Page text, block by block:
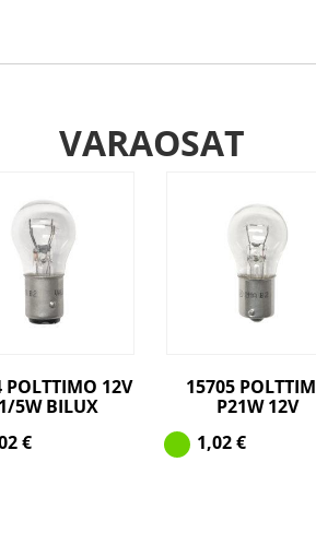
VARAOSAT
POLTTIMO 12V
5W BILUX
€
15705
P21W 12V
1,02€